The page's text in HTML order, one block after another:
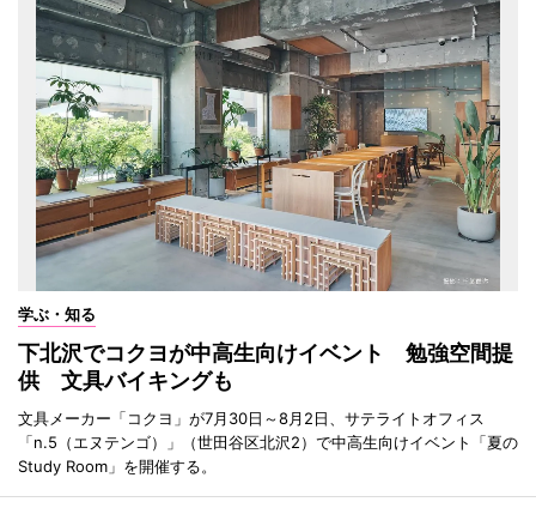
学ぶ・知る
下北沢でコクヨが中高生向けイベント 勉強空間提
供 文具バイキングも
文具メーカー「コクヨ」が7月30日～8月2日、サテライトオフィス
「n.5（エヌテンゴ）」（世田谷区北沢2）で中高生向けイベント「夏の
Study Room」を開催する。